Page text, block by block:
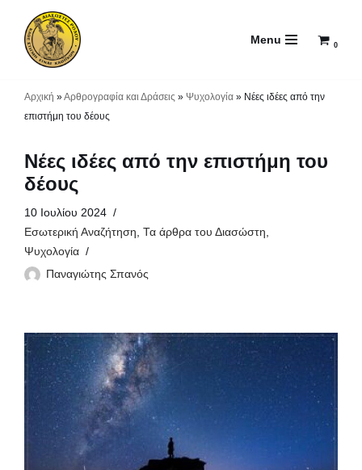
Μεταπηδήστε
Menu 0
Αρχική »Αρθρογραφία και Δράσεις » Ψυχολογία » Νέες ιδέες από την
επιστήμη του δέους
Νέες ιδέες από την επιστήμη του
δέους
10 Ιουλίου 2024
Εσωτερική Αναζήτηση, Τα άρθρα του Διασώστη,
Ψυχολογία
Παναγιώτης Σπανός